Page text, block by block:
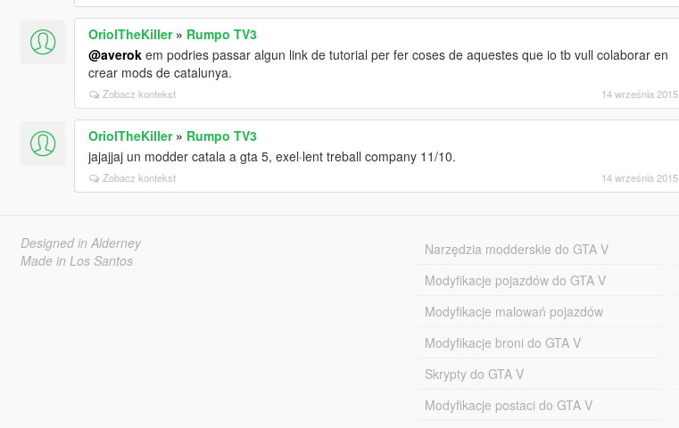
OriolTheKiller» Rumpo TV3
@averokem podries passar algun link de tutorial per fer coses de aquestes que io tb vull colaborar en
crear mods de catalunya.
Zobacz kontekst 14 września 2015
OriolTheKiller» Rumpo TV3
jajajjaj un modder catala a gta 5, exel·lent treball company 11/10.
Zobacz kontekst 14 września 2015
Designed in Alderney
Made in Los Santos
Narzędzia modderskie do GTA V
Modyfikacje pojazdów do GTA V
Modyfikacje malowań pojazdów
Modyfikacje broni do GTA V
Skrypty do GTA V
Modyfikacje postaci do GTA V